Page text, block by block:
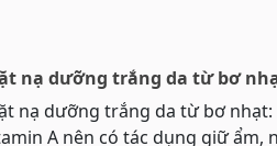
nạ dưỡng trắng da từ bơ
nạ dưỡng trắng da từ bơ
A nên có tác dụng giữ ẩm,